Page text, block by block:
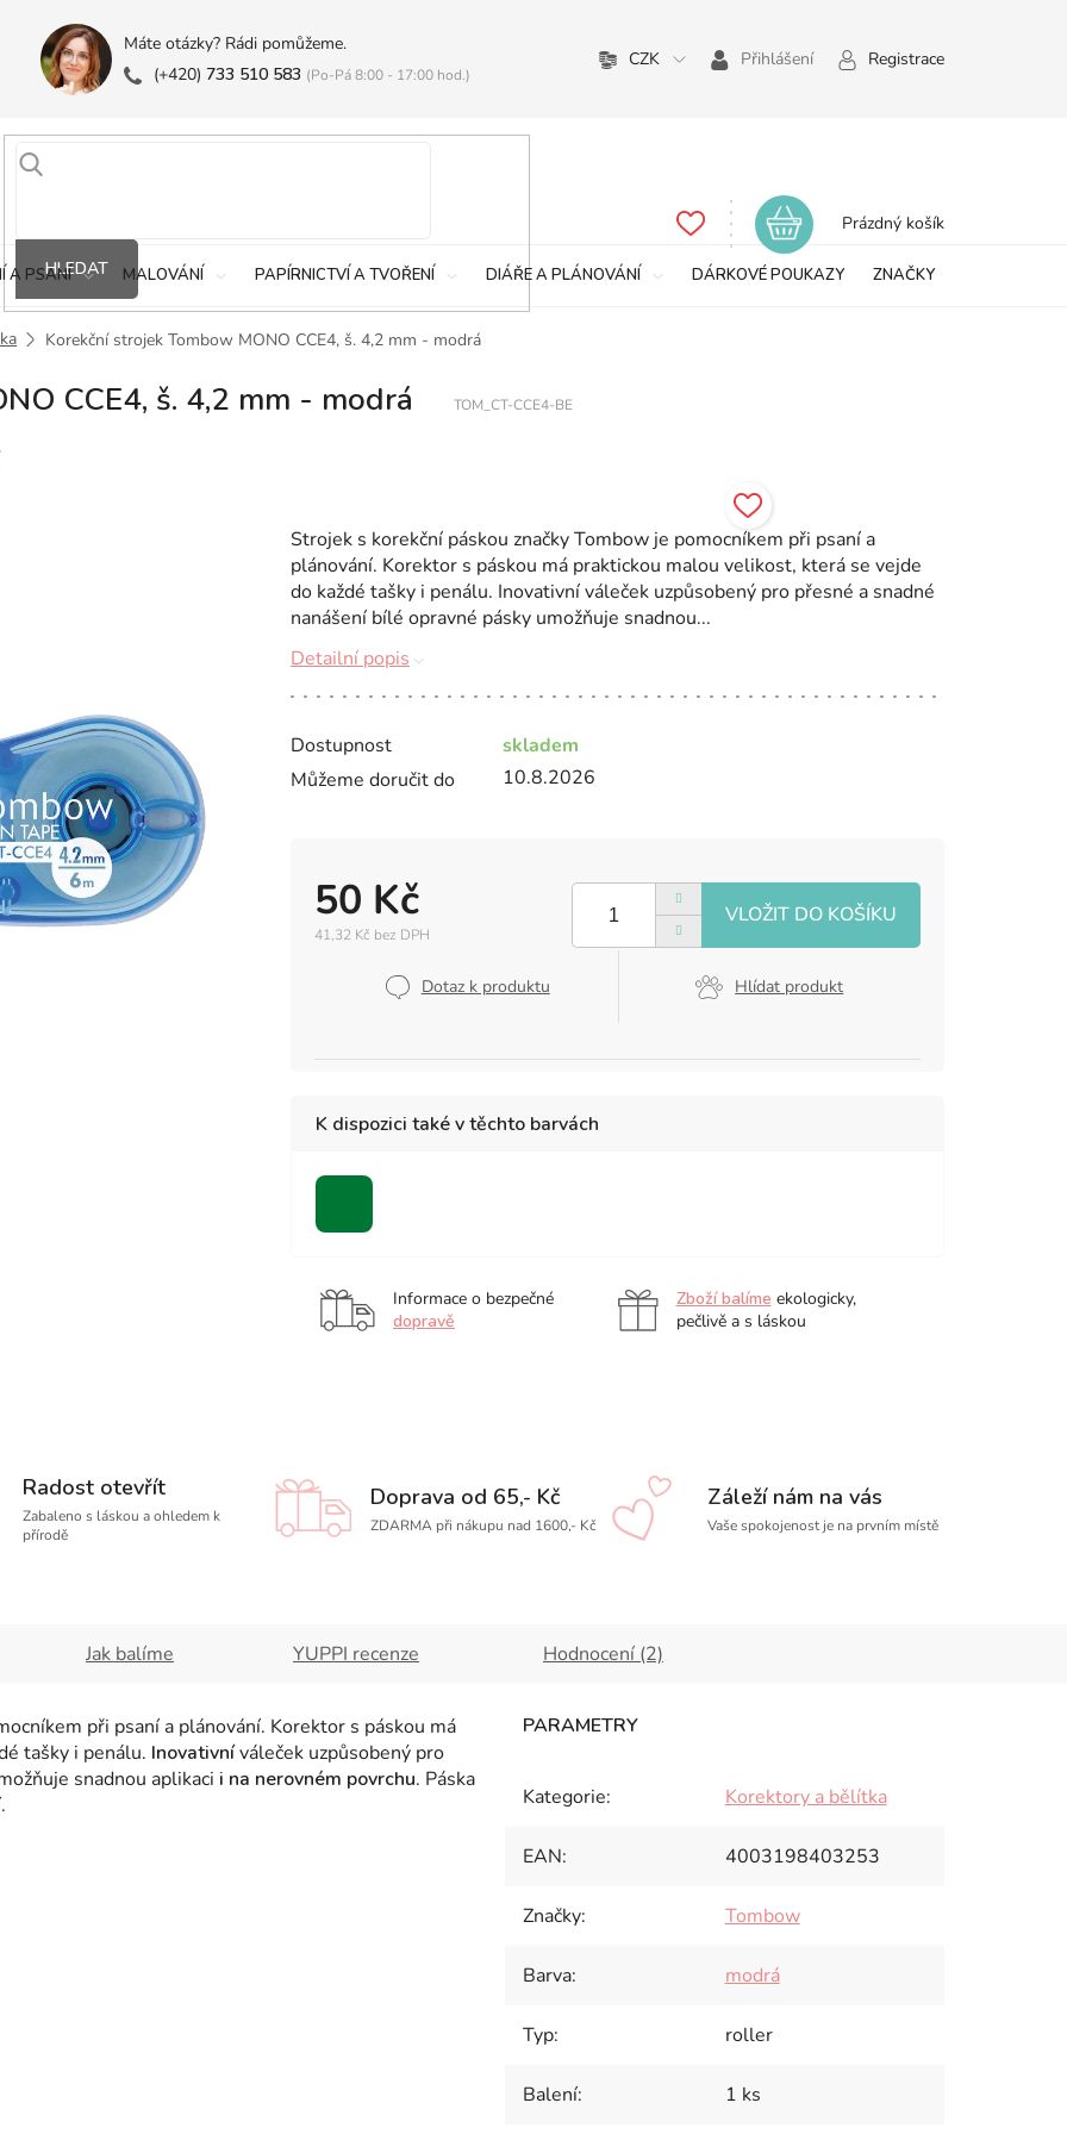
Máte otázky? Rádi pomůžeme.
(+420) 733 510 583 (Po-Pá 8:00 - 17:00 hod.)
CZK Přihlášení Registrace
HLEDAT
Nákupní
Prázdný košík
A PSANÍ MALOVÁNÍ PAPÍRNICTVÍ A TVOŘENÍ DIÁŘE A PLÁNOVÁNÍ DÁRKOVÉ POUKAZY ZNAČKY
Korekční strojek Tombow MONO CCE4, š. 4,2 mm - modrá
CCE4, š. 4,2 mm - modrá TOM_CT-CCE4-BE
Dostupnost
skladem
Můžeme doručit do
10.8.2026
50 Kč
41,32 Kč bez DPH
Dotaz k produktu Hlídat produkt
Strojek s korekční páskou značky Tombow je pomocníkem při psaní a
plánování. Korektor s páskou má praktickou malou velikost, která se vejde
do každé tašky i penálu. Inovativní váleček uzpůsobený pro přesné a snadné
nanášení bílé opravné pásky umožňuje snadnou...
Detailní popis
K dispozici také v těchto barvách
Informace o bezpečné
dopravě
Zboží balíme ekologicky,
pečlivě a s láskou
Radost otevřít
Zabaleno s láskou a ohledem k
přírodě
Doprava od 65,- Kč
ZDARMA při nákupu nad 1600,- Kč
Záleží nám na vás
Vaše spokojenost je na prvním místě
Jak balíme YUPPI recenze Hodnocení (2)
při psaní a plánování. Korektor s páskou má
tašky i penálu. Inovativníváleček uzpůsobený pro
snadnou aplikaci i na nerovném povrchu. Páska
Kategorie: Korektory a bělítka
EAN: 4003198403253
Značky: Tombow
Barva: modrá
Typ: roller
Balení: 1 ks